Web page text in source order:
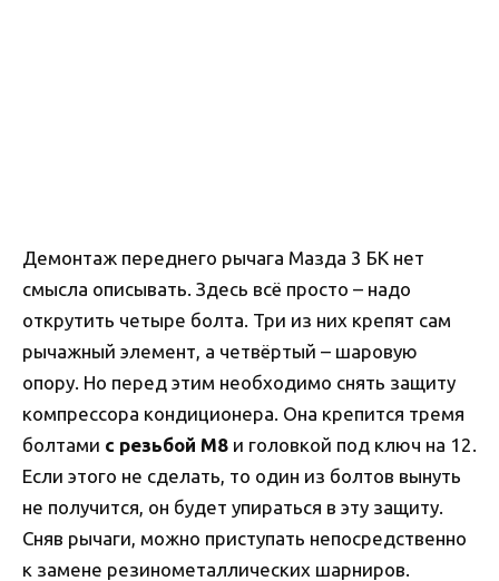
Демонтаж переднего рычага Мазда 3 БК нет
смысла описывать. Здесь всё просто – надо
открутить четыре болта. Три из них крепят сам
рычажный элемент, а четвёртый – шаровую
опору. Но перед этим необходимо снять защиту
компрессора кондиционера. Она крепится тремя
болтами с резьбой М8 и головкой под ключ на 12.
Если этого не сделать, то один из болтов вынуть
не получится, он будет упираться в эту защиту.
Сняв рычаги, можно приступать непосредственно
к замене резинометаллических шарниров.